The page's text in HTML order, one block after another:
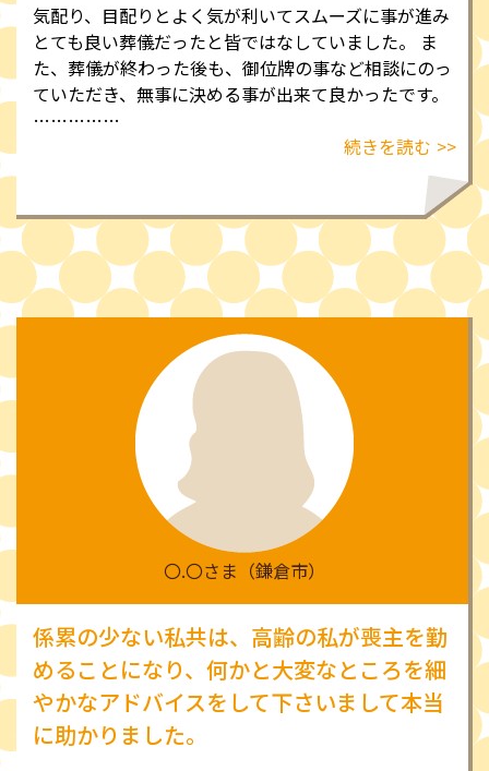
気配り、目配りとよく気が利いてスムーズに事が進み
とても良い葬儀だったと皆ではなしていました。
ま
た、葬儀が終わった後も、御位牌の事など相談にのっ
ていただき、無事に決める事が出来て良かったです。
……………
続きを読む
〇.〇さま（鎌倉市）
係累の少ない私共は、高齢の私が喪主を勤
めることになり、何かと大変なところを細
やかなアドバイスをして下さいまして本当
に助かりました。